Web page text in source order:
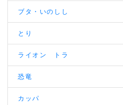
ブタ・いのしし
とり
ライオン トラ
恐竜
カッパ